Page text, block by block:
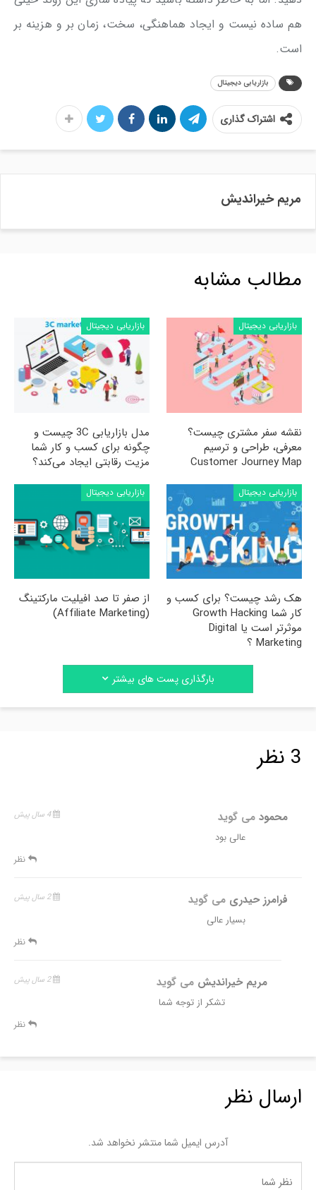
هم ساده نیست و ایجاد هماهنگی، سخت، زمان بر و هزینه بر
است.
بازاریابی دیجیتال
اشتراک گذاری
مریم خیراندیش
مطالب مشابه
بازاریابی دیجیتال
نقشه سفر مشتری چیست؟
معرفی، طراحی و ترسیم
Customer Journey Map
بازاریابی دیجیتال
مدل بازاریابی 3C چیست و
چگونه برای کسب و کار شما
مزیت رقابتی ایجاد می‌کند؟
بازاریابی دیجیتال
هک رشد چیست؟ برای کسب و
کار شما Growth Hacking
موثرتر است یا Digital
Marketing ؟
بازاریابی دیجیتال
از صفر تا صد افیلیت مارکتینگ
(Affiliate Marketing)
بارگذاری پست های بیشتر
3 نظر
محمود می گوید 4 سال پیش
عالی بود
نظر
فرامرز حیدری می گوید 2 سال پیش
بسیار عالی
نظر
مریم خیراندیش می گوید 2 سال پیش
تشکر از توجه شما
نظر
ارسال نظر
آدرس ایمیل شما منتشر نخواهد شد.